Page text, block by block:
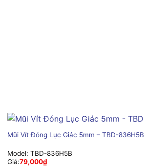
Mũi Vít Đóng Lục Giác 5mm – TBD-836H5B
Model: TBD-836H5B
Giá:79,000₫